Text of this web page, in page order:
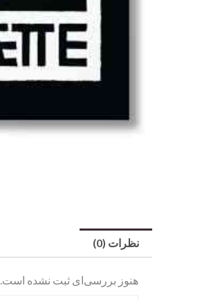
نظرات (0)
هنوز بررسی‌ای ثبت نشده است.